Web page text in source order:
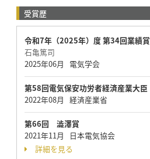
受賞歴
令和7年（2025年）度 第34回業績賞
石亀篤司
2025年06月 電気学会
第58回電気保安功労者経済産業大臣
2022年08月 経済産業省
第66回 澁澤賞
2021年11月 日本電気協会
詳細を見る